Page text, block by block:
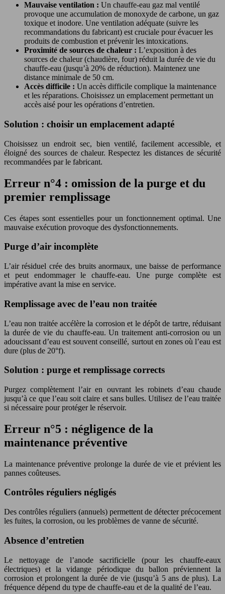
Mauvaise ventilation : Un chauffe-eau gaz mal ventilé
provoque une accumulation de monoxyde de carbone, un gaz
toxique et inodore. Une ventilation adéquate (suivre les
recommandations du fabricant) est cruciale pour évacuer les
produits de combustion et prévenir les intoxications.
Proximité de sources de chaleur : L’exposition à des
sources de chaleur (chaudière, four) réduit la durée de vie du
chauffe-eau (jusqu’à 20% de réduction). Maintenez une
distance minimale de 50 cm.
Accès difficile : Un accès difficile complique la maintenance
et les réparations. Choisissez un emplacement permettant un
accès aisé pour les opérations d’entretien.
Solution : choisir un emplacement adapté
Choisissez un endroit sec, bien ventilé, facilement accessible, et
éloigné des sources de chaleur. Respectez les distances de sécurité
recommandées par le fabricant.
Erreur n°4 : omission de la purge et du
premier remplissage
Ces étapes sont essentielles pour un fonctionnement optimal. Une
mauvaise exécution provoque des dysfonctionnements.
Purge d’air incomplète
L’air résiduel crée des bruits anormaux, une baisse de performance
et peut endommager le chauffe-eau. Une purge complète est
impérative avant la mise en service.
Remplissage avec de l’eau non traitée
L’eau non traitée accélère la corrosion et le dépôt de tartre, réduisant
la durée de vie du chauffe-eau. Un traitement anti-corrosion ou un
adoucissant d’eau est souvent conseillé, surtout en zones où l’eau est
dure (plus de 20°f).
Solution : purge et remplissage corrects
Purgez complètement l’air en ouvrant les robinets d’eau chaude
jusqu’à ce que l’eau soit claire et sans bulles. Utilisez de l’eau traitée
si nécessaire pour protéger le réservoir.
Erreur n°5 : négligence de la
maintenance préventive
La maintenance préventive prolonge la durée de vie et prévient les
pannes coûteuses.
Contrôles réguliers négligés
Des contrôles réguliers (annuels) permettent de détecter précocement
les fuites, la corrosion, ou les problèmes de vanne de sécurité.
Absence d’entretien
Le nettoyage de l’anode sacrificielle (pour les chauffe-eaux
électriques) et la vidange périodique du ballon préviennent la
corrosion et prolongent la durée de vie (jusqu’à 5 ans de plus). La
fréquence dépend du type de chauffe-eau et de la qualité de l’eau.